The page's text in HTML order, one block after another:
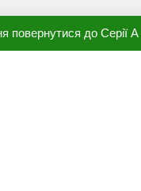
повернутися до Серії А